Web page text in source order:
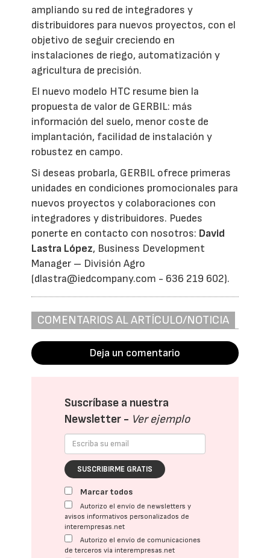
ampliando su red de integradores y
distribuidores para nuevos proyectos, con el
objetivo de seguir creciendo en
instalaciones de riego, automatización y
agricultura de precisión.
El nuevo modelo HTC resume bien la
propuesta de valor de GERBIL: más
información del suelo, menor coste de
implantación, facilidad de instalación y
robustez en campo.
Si deseas probarla, GERBIL ofrece primeras
unidades en condiciones promocionales para
nuevos proyectos y colaboraciones con
integradores y distribuidores. Puedes
ponerte en contacto con nosotros: David
Lastra López, Business Development
Manager – División Agro
(dlastra@iedcompany.com - 636 219 602).
COMENTARIOS AL ARTÍCULO/NOTICIA
Deja un comentario
Suscríbase a nuestra
Newsletter - Ver ejemplo
SUSCRIBIRME GRATIS
Marcar todos
Autorizo el envío de newsletters y
avisos informativos personalizados de
interempresas.net
Autorizo el envío de comunicaciones
de terceros vía interempresas.net